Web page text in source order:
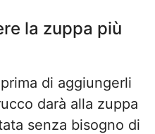
la zuppa più
di aggiungerli
darà alla zuppa
senza bisogno di